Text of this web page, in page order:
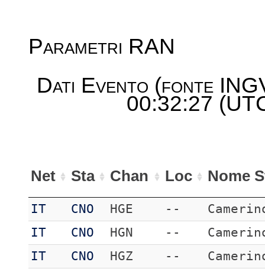
Parametri RAN
Dati Evento (fonte
00:32:27
Net Sta Chan Loc Nome
IT CNO HGE --
IT
CNO HGN --
IT
CNO HGZ --